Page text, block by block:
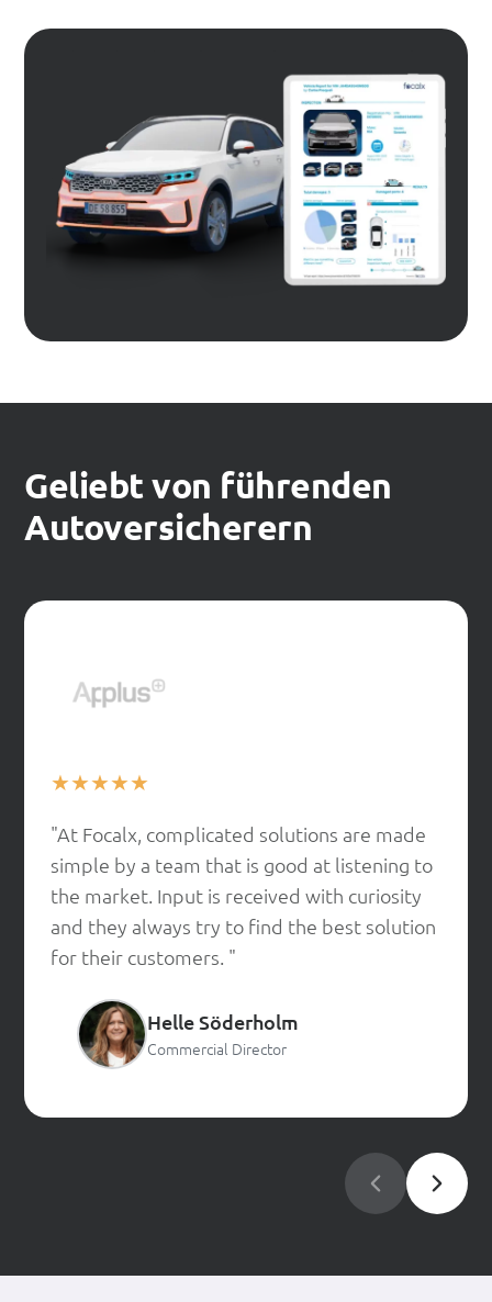
Geliebt von führenden
Autoversicherern
★★★★★
"At Focalx, complicated solutions are made
simple by a team that is good at listening to
the market. Input is received with curiosity
and they always try to find the best solution
for their customers. "
Helle Söderholm
Commercial Director